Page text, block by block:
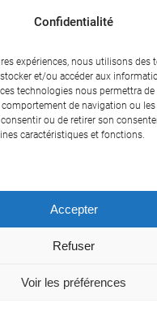
Confidentialité
expériences, nous utilisons des
et/ou accéder aux
technologies nous permettra de
de navigation ou
ou de retirer son
caractéristiques et fonctions.
Accepter
Refuser
Voir les préférences
Conditions Générales de